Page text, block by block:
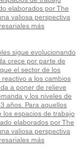
elaborados por The
valiosa perspectiva
más
sigue evolucionando
crece por parte de
el sector de los
a los cambios
a poner de relieve
y los niveles de
años. Para aquellos
los espacios de trabajo
elaborados por The
valiosa perspectiva
más